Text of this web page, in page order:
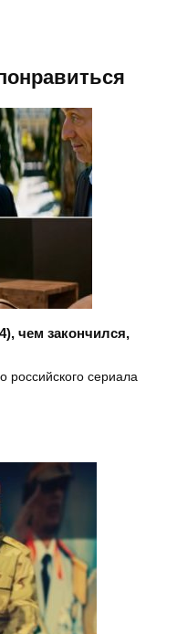
чем закончился,
российского сериала